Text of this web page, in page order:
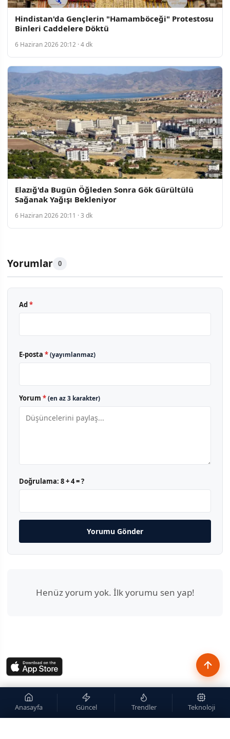
Hindistan'da Gençlerin "Hamamböceği" Protestosu
Binleri Caddelere Döktü
6 Haziran 2026 20:12 · 4 dk
Elazığ'da Bugün Öğleden Sonra Gök Gürültülü
Sağanak Yağışı Bekleniyor
6 Haziran 2026 20:11 · 3 dk
Yorumlar 0
Ad*
E-posta *(yayımlanmaz)
Yorum *(en az 3 karakter)
Doğrulama: 8 + 4 = ?
Yorumu Gönder
Henüz yorum yok. İlk yorumu sen yap!
Anasayfa Güncel Trendler Teknoloji